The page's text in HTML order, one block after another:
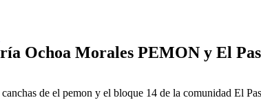
Ochoa Morales PEMON y El
de el pemon y el bloque 14 de la comunidad El